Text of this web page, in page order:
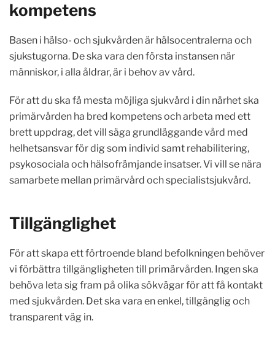
kompetens
Basen i hälso- och sjukvården är hälsocentralerna och
sjukstugorna. De ska vara den första instansen när
människor, i alla åldrar, är i behov av vård.
För att du ska få mesta möjliga sjukvård i din närhet ska
primärvården ha bred kompetens och arbeta med ett
brett uppdrag, det vill säga grundläggande vård med
helhetsansvar för dig som individ samt rehabilitering,
psykosociala och hälsofrämjande insatser. Vi vill se nära
samarbete mellan primärvård och specialistsjukvård.
Tillgänglighet
För att skapa ett förtroende bland befolkningen behöver
vi förbättra tillgängligheten till primärvården. Ingen ska
behöva leta sig fram på olika sökvägar för att få kontakt
med sjukvården. Det ska vara en enkel, tillgänglig och
transparent väg in.